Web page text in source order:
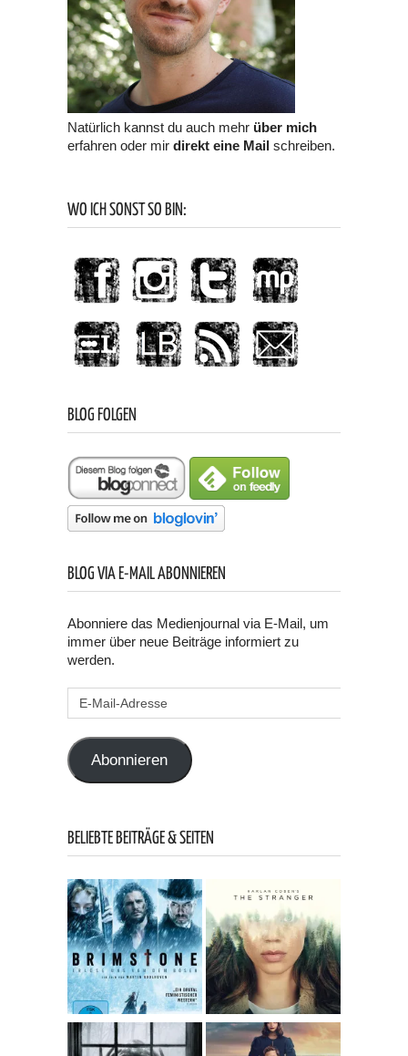
Natürlich kannst du auch mehr über mich
erfahren oder mir direkt eine Mailschreiben.
WO ICH SONST SO BIN:
BLOG FOLGEN
BLOG VIA E-MAIL ABONNIEREN
Abonniere das Medienjournal via E-Mail, um
immer über neue Beiträge informiert zu
werden.
Abonnieren
BELIEBTE BEITRÄGE & SEITEN